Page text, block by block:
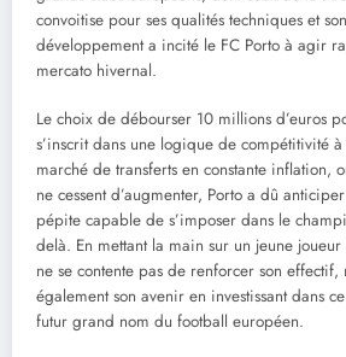
convoitise pour ses qualités techniques et
développement a incité le FC Porto à agir
mercato hivernal.
Le choix de débourser 10 millions d’euros
s’inscrit dans une logique de compétitivité
marché de transferts en constante inflation,
ne cessent d’augmenter, Porto a dû
pépite capable de s’imposer dans le
delà. En mettant la main sur un jeune
ne se contente pas de renforcer son
également son avenir en investissant dans
futur grand nom du football européen.